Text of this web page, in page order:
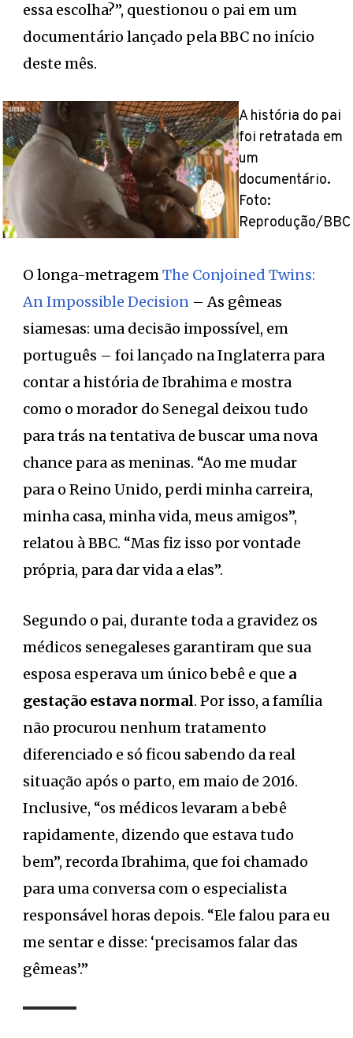
essa escolha?”, questionou o pai em um
documentário lançado pela BBC no início
deste mês.
A história do pai
foi retratada em
um
documentário.
Foto:
Reprodução/BBC
O longa-metragemThe Conjoined Twins:
An Impossible Decision – As gêmeas
siamesas: uma decisão impossível, em
português – foi lançado na Inglaterra para
contar a história de Ibrahima e mostra
como o morador do Senegal deixou tudo
para trás na tentativa de buscar uma nova
chance para as meninas. “Ao me mudar
para o Reino Unido, perdi minha carreira,
minha casa, minha vida, meus amigos”,
relatou à BBC. “Mas fiz isso por vontade
própria, para dar vida a elas”.
Segundo o pai, durante toda a gravidez os
médicos senegaleses garantiram que sua
esposa esperava um único bebê e que a
gestação estava normal. Por isso, a família
não procurou nenhum tratamento
diferenciado e só ficou sabendo da real
situação após o parto, em maio de 2016.
Inclusive, “os médicos levaram a bebê
rapidamente, dizendo que estava tudo
bem”, recorda Ibrahima, que foi chamado
para uma conversa com o especialista
responsável horas depois. “Ele falou para eu
me sentar e disse: ‘precisamos falar das
gêmeas’.”